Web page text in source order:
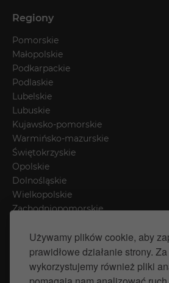
Używamy plików cookie, aby
prawidłowe działanie strony.
wykorzystujemy również pliki
Regiony
Pomorskie
Małopolskie
Podkarpackie
Podlaskie
Lubelskie
Lubuskie
Kujawsko-pomorskie
Warmińsko-mazurskie
Świętokrzyskie
Opolskie
Dolnośląskie
Wielkopolskie
Zachodniopomorskie
Mazowieckie
Śląskie